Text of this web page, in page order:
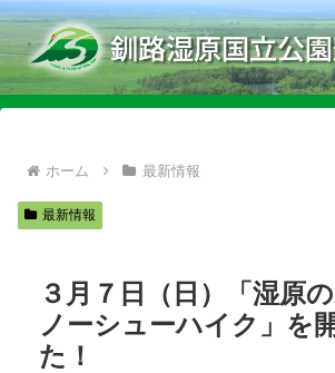
ホーム 最新情報
最新情報
３月７日（日）「湿原
ノーシューハイク」を
た！